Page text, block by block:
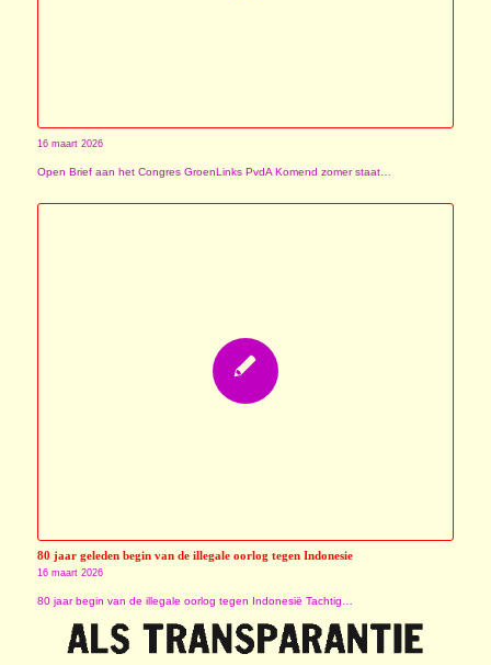
16 maart 2026
Open Brief aan het Congres GroenLinks PvdA Komend zomer staat…
80 jaar geleden begin van de illegale oorlog tegen Indonesie
16 maart 2026
80 jaar begin van de illegale oorlog tegen Indonesië Tachtig…